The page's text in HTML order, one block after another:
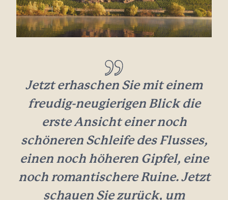
Jetzt erhaschen Sie mit einem
freudig-neugierigen Blick die
erste Ansicht einer noch
schöneren Schleife des Flusses,
einen noch höheren Gipfel, eine
noch romantischere Ruine. Jetzt
schauen Sie zurück, um